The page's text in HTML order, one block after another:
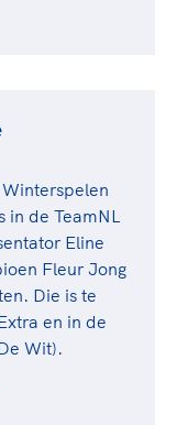
in de TeamNL
Eline
Fleur Jong
Die is te
en in de
Wit).